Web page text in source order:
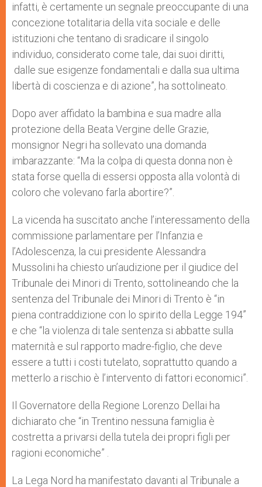
infatti, è certamente un segnale preoccupante di una
concezione totalitaria della vita sociale e delle
istituzioni che tentano di sradicare il singolo
individuo, considerato come tale, dai suoi diritti,
dalle sue esigenze fondamentali e dalla sua ultima
libertà di coscienza e di azione”, ha sottolineato.
Dopo aver affidato la bambina e sua madre alla
protezione della Beata Vergine delle Grazie,
monsignor Negri ha sollevato una domanda
imbarazzante: “Ma la colpa di questa donna non è
stata forse quella di essersi opposta alla volontà di
coloro che volevano farla abortire?”.
La vicenda ha suscitato anche l’interessamento della
commissione parlamentare per l’Infanzia e
l’Adolescenza, la cui presidente Alessandra
Mussolini ha chiesto un’audizione per il giudice del
Tribunale dei Minori di Trento, sottolineando che la
sentenza del Tribunale dei Minori di Trento è “in
piena contraddizione con lo spirito della Legge 194”
e che “la violenza di tale sentenza si abbatte sulla
maternità e sul rapporto madre-figlio, che deve
essere a tutti i costi tutelato, soprattutto quando a
metterlo a rischio è l’intervento di fattori economici”.
Il Governatore della Regione Lorenzo Dellai ha
dichiarato che “in Trentino nessuna famiglia è
costretta a privarsi della tutela dei propri figli per
ragioni economiche” .
La Lega Nord ha manifestato davanti al Tribunale a